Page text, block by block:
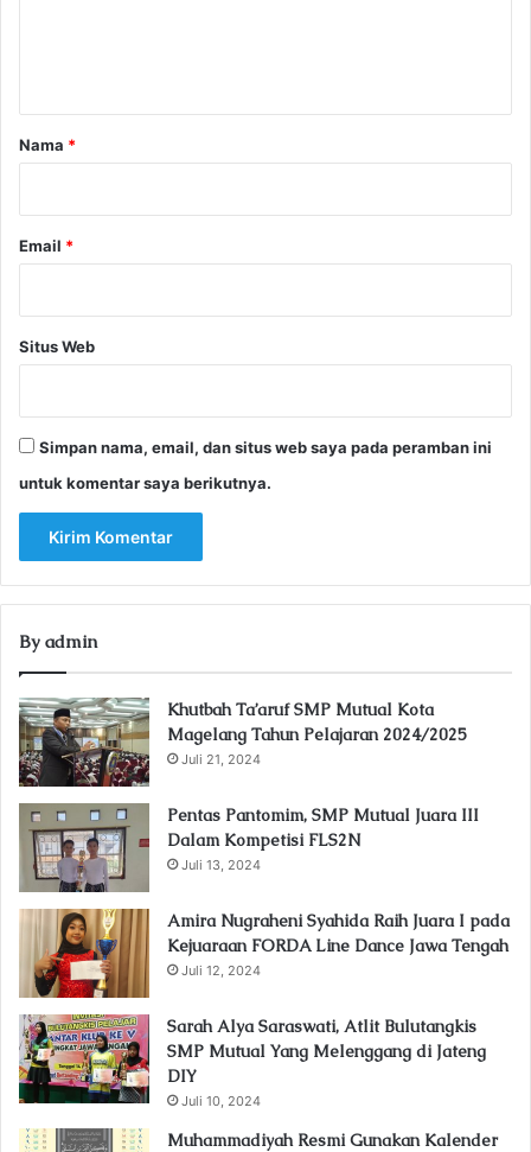
rNama *
Email *
Situs Web
Simpan nama, email, dan situs web saya pada peramban ini
untuk komentar saya berikutnya.
By admin
Khutbah Ta’aruf SMP Mutual Kota
Magelang Tahun Pelajaran 2024/2025
Juli 21, 2024
Pentas Pantomim, SMP Mutual Juara III
Dalam Kompetisi FLS2N
Juli 13, 2024
Amira Nugraheni Syahida Raih Juara I pada
Kejuaraan FORDA Line Dance Jawa Tengah
Juli 12, 2024
Sarah Alya Saraswati, Atlit Bulutangkis
SMP Mutual Yang Melenggang di Jateng
DIY
Juli 10, 2024
Muhammadiyah Resmi Gunakan Kalender